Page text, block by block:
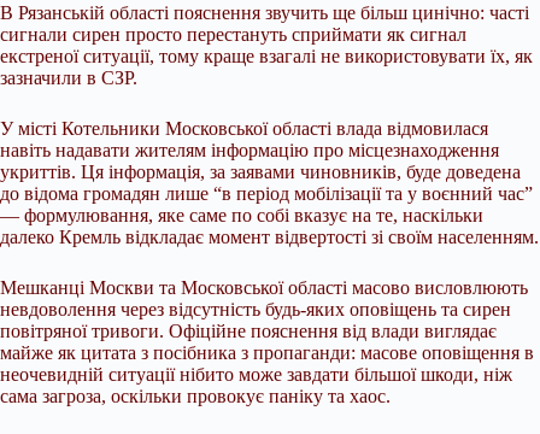
В Рязанській області пояснення звучить ще більш цинічно: часті
сигнали сирен просто перестануть сприймати як сигнал
екстреної ситуації, тому краще взагалі не використовувати їх, як
зазначили в СЗР.
У місті Котельники Московської області влада відмовилася
навіть надавати жителям інформацію про місцезнаходження
укриттів. Ця інформація, за заявами чиновників, буде доведена
до відома громадян лише “в період мобілізації та у воєнний час”
— формулювання, яке саме по собі вказує на те, наскільки
далеко Кремль відкладає момент відвертості зі своїм населенням.
Мешканці Москви та Московської області масово висловлюють
невдоволення через відсутність будь-яких оповіщень та сирен
повітряної тривоги. Офіційне пояснення від влади виглядає
майже як цитата з посібника з пропаганди: масове оповіщення в
неочевидній ситуації нібито може завдати більшої шкоди, ніж
сама загроза, оскільки провокує паніку та хаос.